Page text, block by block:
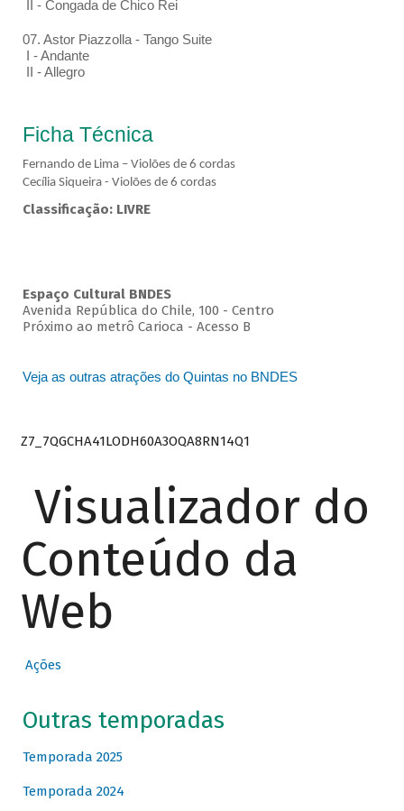
II - Congada de Chico Rei
07. Astor Piazzolla - Tango Suite
I - Andante
II - Allegro
Ficha Técnica
Fernando de Lima – Violões de 6 cordas
Cecília Siqueira - Violões de 6 cordas
Classificação: LIVRE
Espaço Cultural BNDES
Avenida República do Chile, 100 - Centro
Próximo ao metrô Carioca - Acesso B
Veja as outras atrações do Quintas no BNDES
Z7_7QGCHA41LODH60A3OQA8RN14Q1
Visualizador do
Conteúdo da
Web
Ações
Outras temporadas
Temporada 2025
Temporada 2024